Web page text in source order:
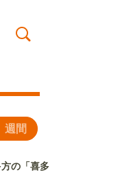
週間
の「喜多